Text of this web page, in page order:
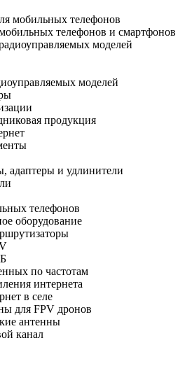
мобильных телефонов
телефонов и смартфонов
моделей
моделей
продукция
адаптеры и удлинители
телефонов
оборудование
по частотам
интернета
в селе
для FPV дронов
антенны
канал